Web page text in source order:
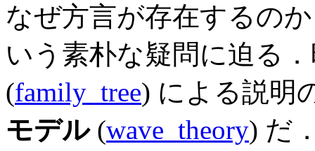
なぜ方言が存在するの
いう素朴な疑問に迫る
(family_tree) による説明
モデル(wave_theory) だ